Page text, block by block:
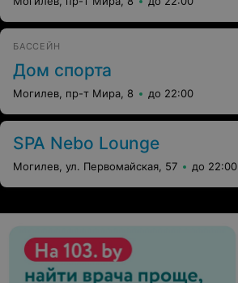
БАССЕЙН
Дом спорта
Могилев, пр-т Мира, 8 до 22:00
SPA Nebo Lounge
Могилев, ул. Первомайская, 57 до 22:00